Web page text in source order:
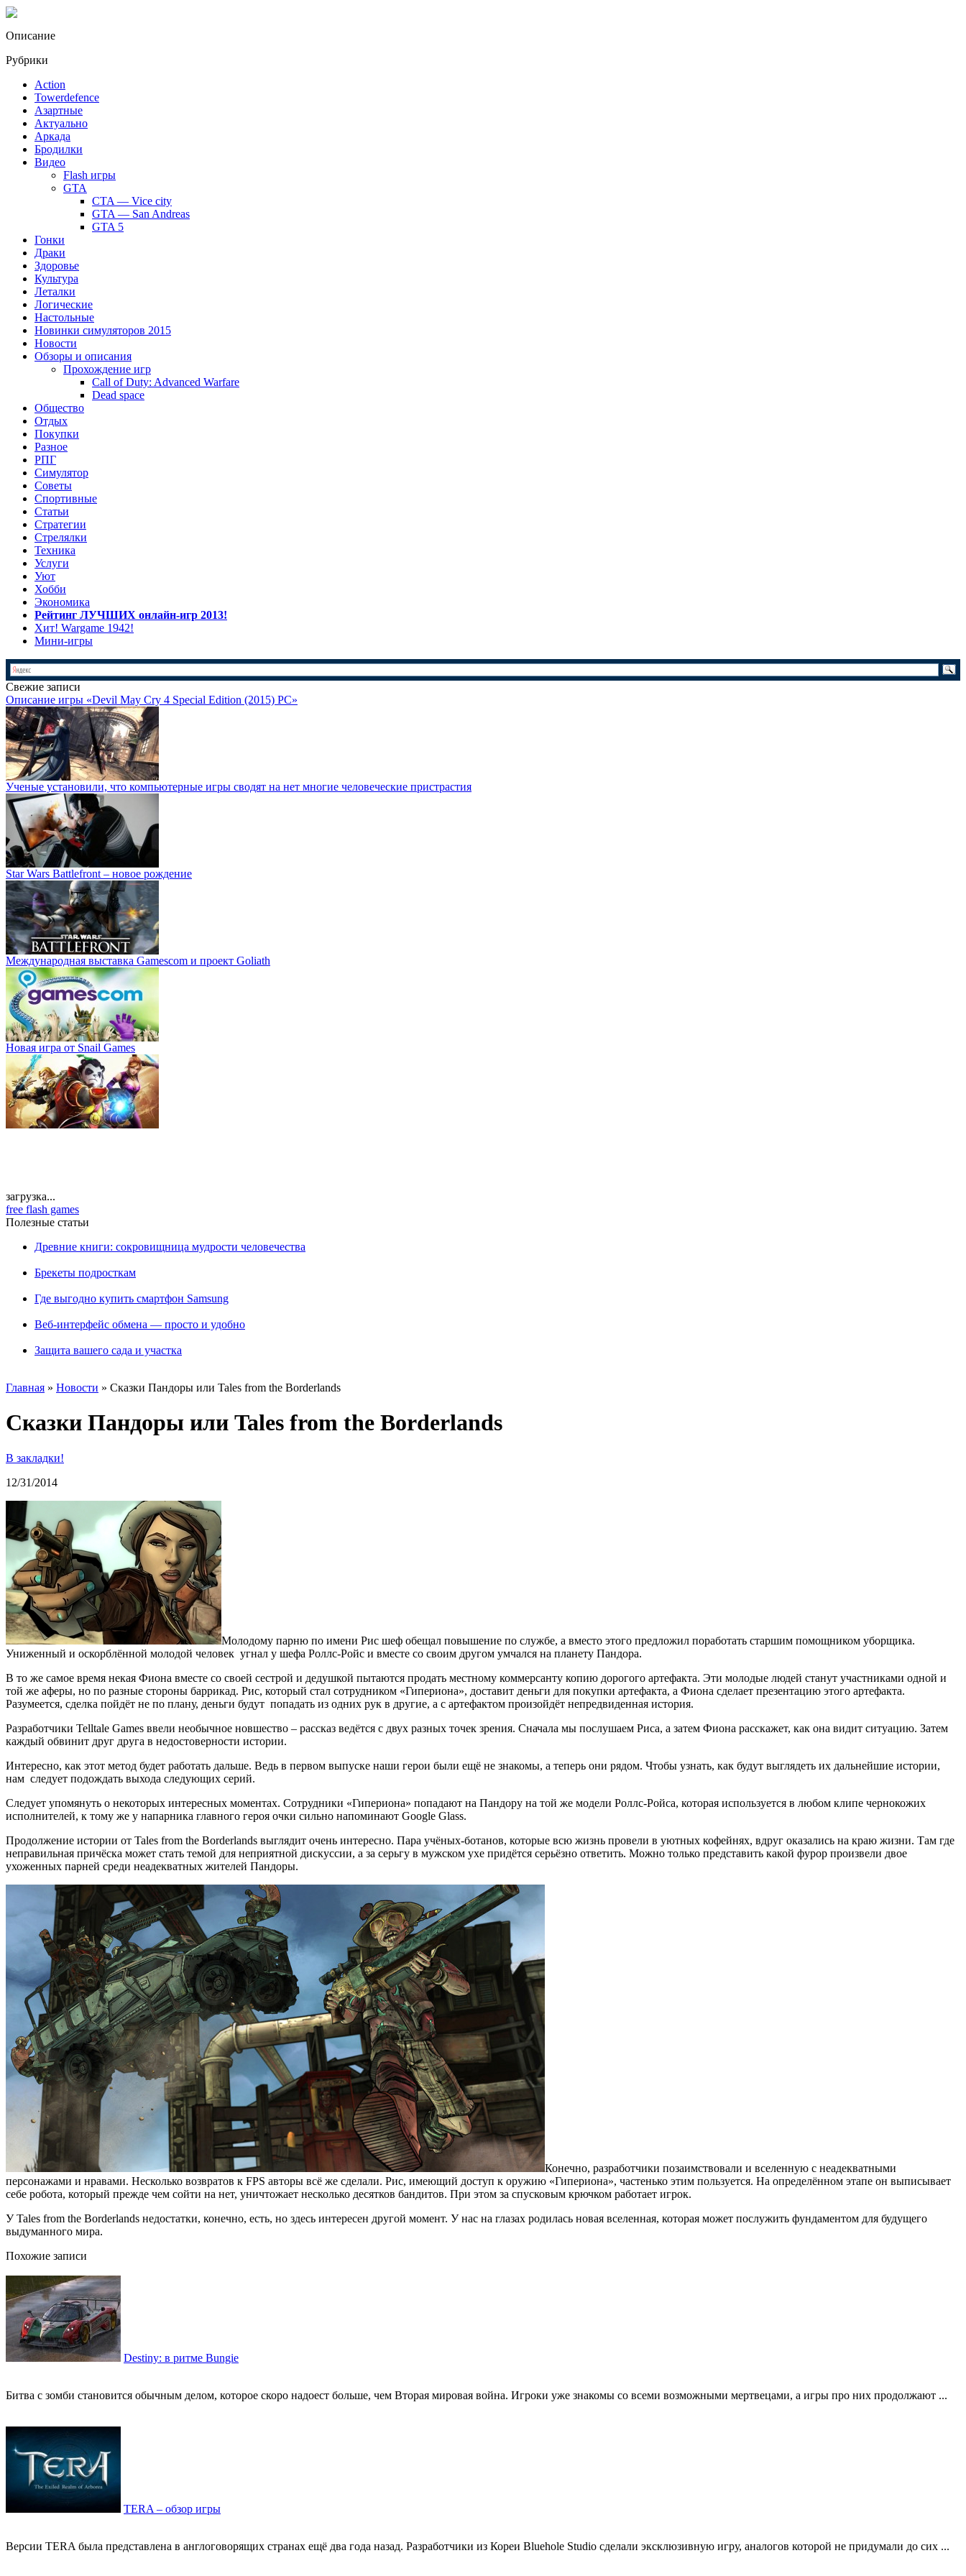
Описание
Рубрики
Action
Towerdefence
Азартные
Актуально
Аркада
Бродилки
Видео
Flash игры
GTA
CTA — Vice city
GTA — San Andreas
GTA 5
Гонки
Драки
Здоровье
Культура
Леталки
Логические
Настольные
Новинки симуляторов 2015
Новости
Обзоры и описания
Прохождение игр
Call of Duty: Advanced Warfare
Dead space
Общество
Отдых
Покупки
Разное
РПГ
Симулятор
Советы
Спортивные
Статьи
Стратегии
Стрелялки
Техника
Услуги
Уют
Хобби
Экономика
Рейтинг ЛУЧШИХ онлайн-игр 2013!
Хит! Wargame 1942!
Мини-игры
Свежие записи
Описание игры «Devil May Cry 4 Special Edition (2015) PC»
Ученые установили, что компьютерные игры сводят на нет многие человеческие пристрастия
Star Wars Battlefront – новое рождение
Международная выставка Gamescom и проект Goliath
Новая игра от Snail Games
загрузка...
free flash games
Полезные статьи
Древние книги: сокровищница мудрости человечества
Брекеты подросткам
Где выгодно купить смартфон Samsung
Веб-интерфейс обмена — просто и удобно
Защита вашего сада и участка
Главная » Новости » Сказки Пандоры или Tales from the Borderlands
Сказки Пандоры или Tales from the Borderlands
В закладки!
12/31/2014
Молодому парню по имени Рис шеф обещал повышение по службе, а вместо этого предложил поработать старшим помощником уборщика.
Униженный и оскорблённой молодой человек угнал у шефа Роллс-Ройс и вместе со своим другом умчался на планету Пандора.
В то же самое время некая Фиона вместе со своей сестрой и дедушкой пытаются продать местному коммерсанту копию дорогого артефакта. Эти молодые людей станут участниками одной и
той же аферы, но по разные стороны баррикад. Рис, который стал сотрудником «Гипериона», доставит деньги для покупки артефакта, а Фиона сделает презентацию этого артефакта.
Разумеется, сделка пойдёт не по плану, деньги будут попадать из одних рук в другие, а с артефактом произойдёт непредвиденная история.
Разработчики Telltale Games ввели необычное новшество – рассказ ведётся с двух разных точек зрения. Сначала мы послушаем Риса, а затем Фиона расскажет, как она видит ситуацию. Затем
каждый обвинит друг друга в недостоверности истории.
Интересно, как этот метод будет работать дальше. Ведь в первом выпуске наши герои были ещё не знакомы, а теперь они рядом. Чтобы узнать, как будут выглядеть их дальнейшие истории,
нам следует подождать выхода следующих серий.
Следует упомянуть о некоторых интересных моментах. Сотрудники «Гипериона» попадают на Пандору на той же модели Роллс-Ройса, которая используется в любом клипе чернокожих
исполнителей, к тому же у напарника главного героя очки сильно напоминают Google Glass.
Продолжение истории от Tales from the Borderlands выглядит очень интересно. Пара учёных-ботанов, которые всю жизнь провели в уютных кофейнях, вдруг оказались на краю жизни. Там где
неправильная причёска может стать темой для неприятной дискуссии, а за серьгу в мужском ухе придётся серьёзно ответить. Можно только представить какой фурор произвели двое
ухоженных парней среди неадекватных жителей Пандоры.
Конечно, разработчики позаимствовали и вселенную с неадекватными
персонажами и нравами. Несколько возвратов к FPS авторы всё же сделали. Рис, имеющий доступ к оружию «Гипериона», частенько этим пользуется. На определённом этапе он выписывает
себе робота, который прежде чем сойти на нет, уничтожает несколько десятков бандитов. При этом за спусковым крючком работает игрок.
У Tales from the Borderlands недостатки, конечно, есть, но здесь интересен другой момент. У нас на глазах родилась новая вселенная, которая может послужить фундаментом для будущего
выдуманного мира.
Похожие записи
Destiny: в ритме Bungie
Битва с зомби становится обычным делом, которое скоро надоест больше, чем Вторая мировая война. Игроки уже знакомы со всеми возможными мертвецами, а игры про них продолжают ...
TERA – обзор игры
Версии TERA была представлена в англоговорящих странах ещё два года назад. Разработчики из Кореи Bluehole Studio сделали эксклюзивную игру, аналогов которой не придумали до сих ...